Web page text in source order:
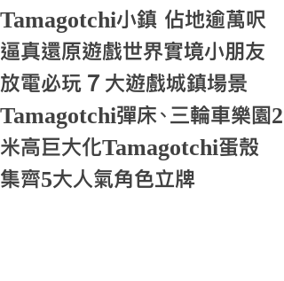
Tamagotchi小鎮 佔地逾萬呎
逼真還原遊戲世界實境小朋友
放電必玩７大遊戲城鎮場景
Tamagotchi彈床、三輪車樂園2
米高巨大化Tamagotchi蛋殼
集齊5大人氣角色立牌